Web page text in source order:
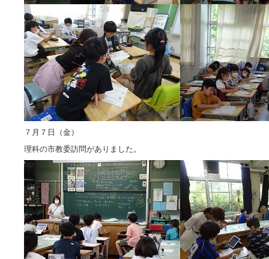
７月７日（金）
理科の市教委訪問がありました。